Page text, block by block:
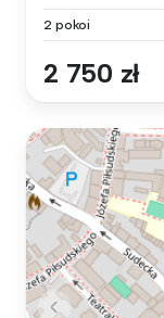
2 pokoi
2 750 zł